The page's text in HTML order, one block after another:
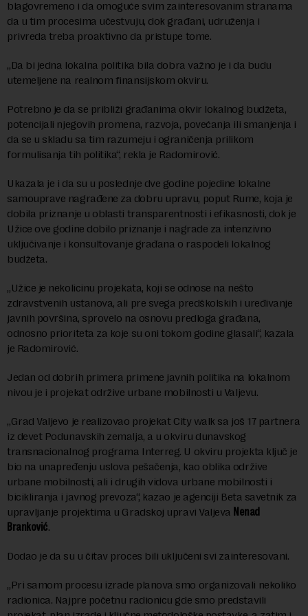
blagovremeno i da omoguće svim zainteresovanim stranama
da u tim procesima učestvuju, dok građani, udruženja i
privreda treba proaktivno da pristupe tome.
„Da bi jedna lokalna politika bila dobra važno je i da budu
utemeljene na realnom finansijskom okviru.
Potrebno je da se približi građanima okvir lokalnog budžeta,
potencijali njegovih promena, razvoja, povećanja ili smanjenja i
da se u skladu sa tim razumeju i ograničenja prilikom
formulisanja tih politika“, rekla je Radomirović.
Ukazala je i da su u poslednje dve godine pojedine lokalne
samouprave nagrađene za dobru upravu, poput Rume, koja je
dobila priznanje u oblasti transparentnosti i efikasnosti, dok je
Užice ove godine dobilo priznanje i nagrade za intenzivno
uključivanje i konsultovanje građana o raspodeli lokalnog
budžeta.
„Užice je nekolicinu projekata, koji se odnose na nešto
zdravstvenih ustanova, ali pre svega predškolskih i uređivanje
javnih površina, sprovelo na osnovu predloga građana,
odnosno prioriteta za koje su oni tokom godine glasali“, kazala
je Radomirović.
Jedan od dobrih primera primene javnih politika na lokalnom
nivou je i projekat održive urbane mobilnosti u Valjevu.
„Grad Valjevo je realizovao projekat City walk sa još 17 partnera
iz devet Podunavskih zemalja, a u okviru dunavskog
transnacionalnog programa Interreg. U okviru projekta ključ je
bio na unapređenju uslova pešačenja, kao oblika održive
urbane mobilnosti, ali i drugih vidova urbane mobilnosti i
bicikliranja i javnog prevoza“, kazao je agenciji Beta savetnik za
upravljanje projektima u Gradskoj upravi Valjeva Nenad
Branković.
Dodao je da su u čitav proces bili uključeni svi zainteresovani.
„Pri samom procesu izrade planova smo organizovali nekoliko
radionica. Najpre početnu radionicu gde smo predstavili